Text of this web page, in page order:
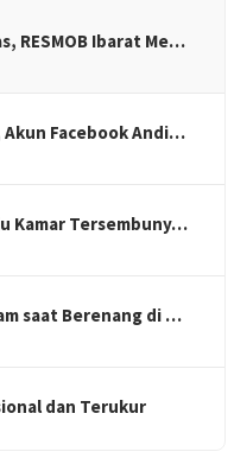
RESMOB Ibarat Me…
Facebook Andi…
Kamar Tersembuny…
saat Berenang di …
dan Terukur